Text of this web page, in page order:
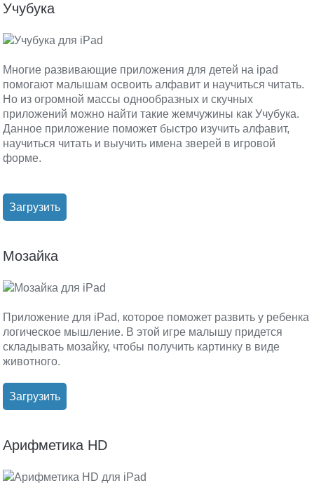
Учубука
Многие развивающие приложения для детей на ipad
помогают малышам освоить алфавит и научиться читать.
Но из огромной массы однообразных и скучных
приложений можно найти такие жемчужины как Учубука.
Данное приложение поможет быстро изучить алфавит,
научиться читать и выучить имена зверей в игровой
форме.
Загрузить
Мозайка
Приложение для iPad, которое поможет развить у ребенка
логическое мышление. В этой игре малышу придется
складывать мозайку, чтобы получить картинку в виде
животного.
Загрузить
Арифметика HD